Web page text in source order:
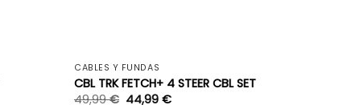
CABLES Y FUNDAS
CBL TRK FETCH+ 4 STEER CBL SET
49,99€ 44,99€